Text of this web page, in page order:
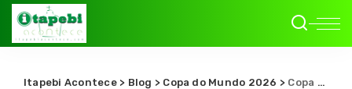
Itapebi Acontece> Blog > Copa do Mundo 2026 > Copa 2026: Veja os duelos das quartas de final e o caminho até a decisão